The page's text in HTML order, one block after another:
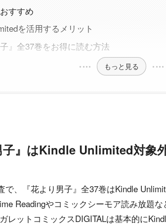
すすめ
を活用するメリット
子』全37巻をお得に読む方法
もっと見る
子』はKindle Unlimited対象
で、『花より男子』全37巻はKindle
Readingやコミックシーモア読み放題
レットコミックスDIGITALは基本的に